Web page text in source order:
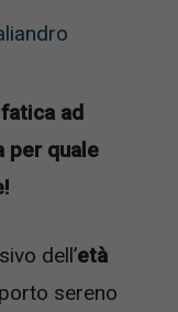
ad
per quale
dell’età
sereno